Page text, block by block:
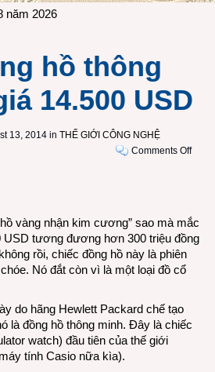
năm 2026
hồ thông
14.500 USD
13, 2014 in THẾ GIỚI CÔNG NGHỆ
Comments Offon
minh
trị
vàng nhận kim cương” sao mà mắc
USD tương đương hơn 300 triệu đồng
rồi, chiếc đồng hồ này là phiên
Nó đắt còn vì là một loại đồ cổ
do hãng Hewlett Packard chế tạo
là đồng hồ thông minh. Đây là chiếc
watch) đầu tiên của thế giới
tính Casio nữa kìa).